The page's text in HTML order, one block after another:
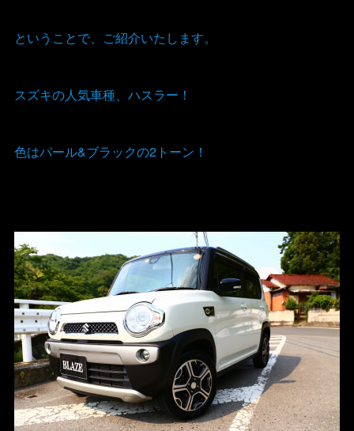
ということで、ご紹介いたします。
スズキの人気車種、ハスラー！
色はパール&ブラックの2トーン！